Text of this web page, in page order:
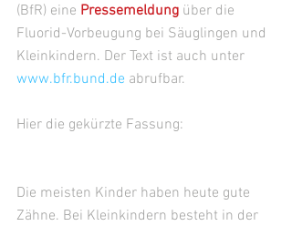
(BfR) eine Pressemeldung über die
Fluorid-Vorbeugung bei Säuglingen und
Kleinkindern. Der Text ist auch unter
www.bfr.bund.de abrufbar.
Hier die gekürzte Fassung:
Die meisten Kinder haben heute gute
Zähne. Bei Kleinkindern besteht in der